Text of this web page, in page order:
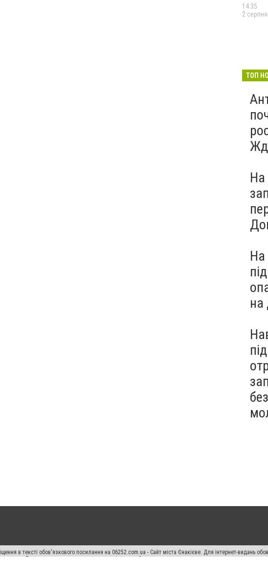
14:35
2 серпня
ТОП
На
На
на
в тексті обов'язкового посилання на 06252.com.ua - Сайт міста Єнакієве. Для інтернет-видань
джерела. Порушення виняткових прав переслідується Законом.